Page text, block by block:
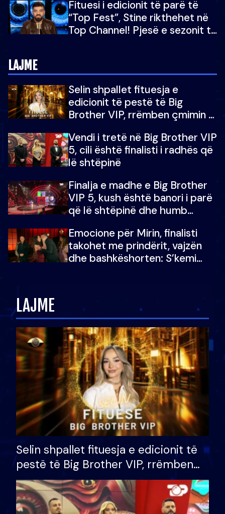
për në fund!
Fituesi i edicionit të parë të
“Top Fest”, Stine rikthehet në
Top Channel! Pjesë e sezonit të
LAJME
Selin shpallet fituesja e
edicionit të pestë të Big
Brother VIP, rrëmben çmimin e
Vendi i tretë në Big Brother VIP
5, cili është finalisti i radhës që
lë shtëpinë
Finalja e madhe e Big Brother
VIP 5, kush është banori i parë
që lë shtëpinë dhe humb
çmimin e madh
Emocione për Mirin, finalisti
takohet me prindërit, vajzën
dhe bashkëshorten: S’kemi
LAJME
Selin shpallet fituesja e edicionit të
pestë të Big Brother VIP, rrëmben
çmimin e madh prej 100 mijë eurosh